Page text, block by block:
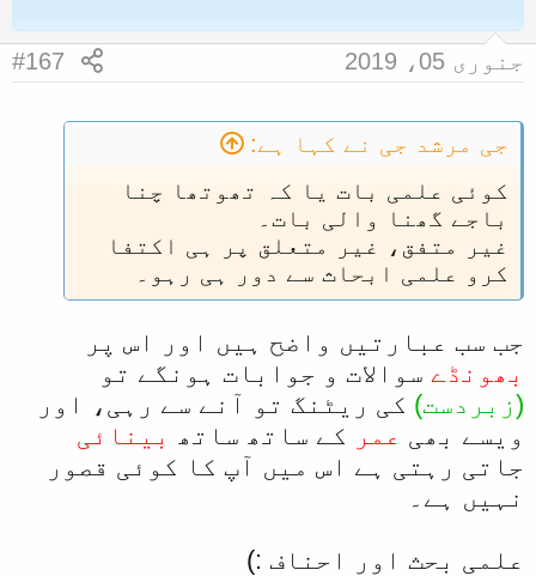
جنوری 05، 2019 #167
جی مرشد جی نے کہا ہے:
کوئی علمی بات یا کہ تھوتھا چنا
باجے گھنا والی بات۔
غیر متفق، غیر متعلق پر ہی اکتفا
کرو علمی ابحاث سے دور ہی رہو۔
جب سب عبارتیں واضح ہیں اور اس پر
بھونڈے سوالات و جوابات ہونگے تو
(زبردست) کی ریٹنگ تو آنے سے رہی، اور
ویسے بھی عمر کے ساتھ ساتھ
بینائی
جاتی رہتی ہے اس میں آپ کا کوئی قصور
نہیں ہے۔
علمی بحث اور احناف :)